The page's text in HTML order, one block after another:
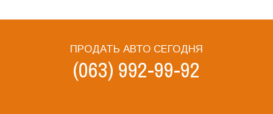
ПРОДАТЬ АВТО СЕГОДНЯ
(063) 992-99-92